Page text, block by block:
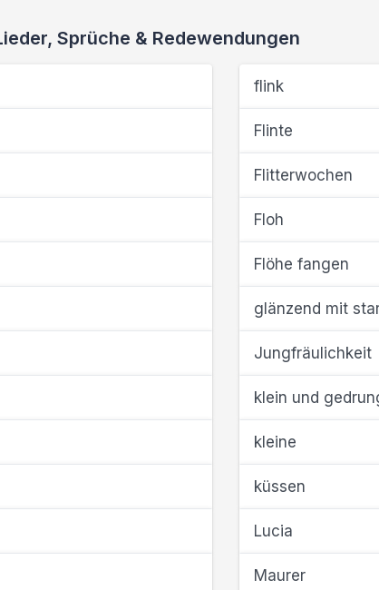
Sprüche & Redewendungen
flink
Flinte
Flitterwochen
Floh
Flöhe fangen
glänzend mit
Jungfräulichkeit
klein und
kleine
küssen
Lucia
Maurer